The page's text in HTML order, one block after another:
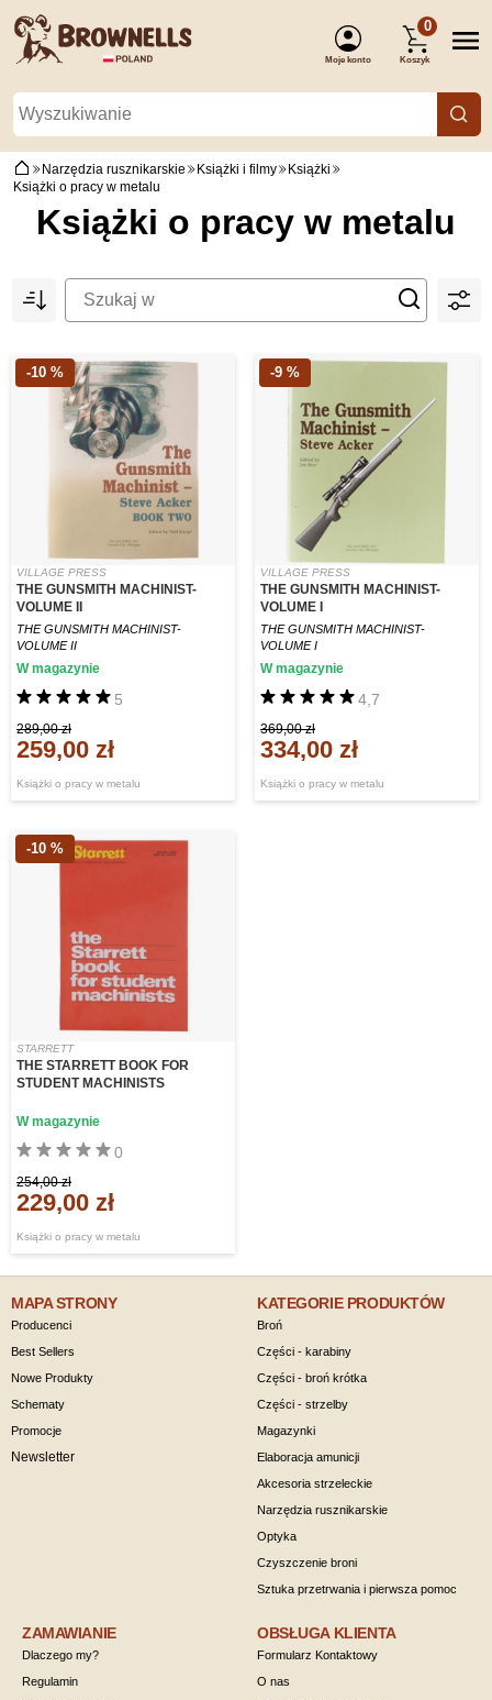
Moje konto
0
Koszyk
Narzędzia rusznikarskie Książki i filmy
Książki
Książki o pracy w metalu
Książki o pracy w metalu
-10 %
VILLAGE PRESS
THE GUNSMITH MACHINIST-
VOLUME II
THE GUNSMITH MACHINIST-
VOLUME II
Książki o pracy w metalu
5
W magazynie
289,00 zł
259,00 zł
-9 %
VILLAGE PRESS
THE GUNSMITH MACHINIST-
VOLUME I
THE GUNSMITH MACHINIST-
VOLUME I
Książki o pracy w metalu
4,7
W magazynie
369,00 zł
334,00 zł
-10 %
STARRETT
THE STARRETT BOOK FOR
STUDENT MACHINISTS
Książki o pracy w metalu
0
W magazynie
254,00 zł
229,00 zł
MAPA STRONY
Producenci
Best Sellers
Nowe Produkty
Schematy
Promocje
Newsletter
KATEGORIE PRODUKTÓW
Broń
Części - karabiny
Części - broń krótka
Części - strzelby
Magazynki
Elaboracja amunicji
Akcesoria strzeleckie
Narzędzia rusznikarskie
Optyka
Czyszczenie broni
Sztuka przetrwania i pierwsza pomoc
ZAMAWIANIE
Dlaczego my?
Regulamin
OBSŁUGA KLIENTA
Formularz Kontaktowy
O nas